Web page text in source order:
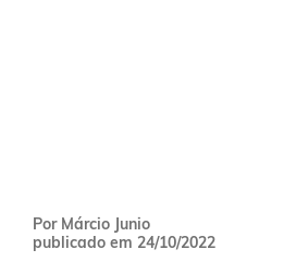
Por Márcio Junio
publicado em 24/10/2022